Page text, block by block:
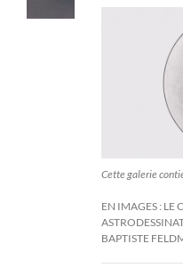
Cette galerie
EN IMAGES : LE
BAPTISTE